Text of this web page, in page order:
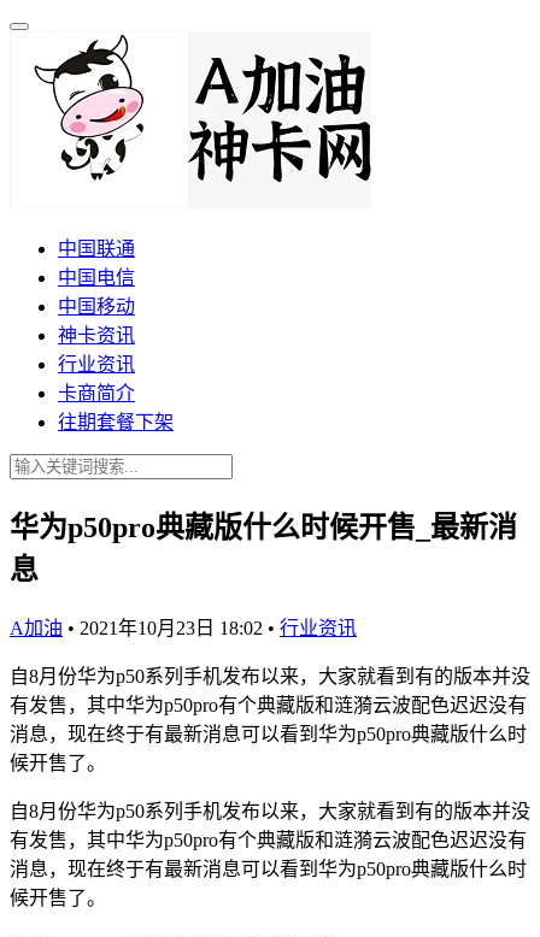
中国联通
中国电信
中国移动
神卡资讯
行业资讯
卡商简介
往期套餐下架
华为p50pro典藏版什么时候开售_最新消
息
A加油 • 2021年10月23日 18:02 • 行业资讯
自8月份华为p50系列手机发布以来，大家就看到有的版本并没
有发售，其中华为p50pro有个典藏版和涟漪云波配色迟迟没有
消息，现在终于有最新消息可以看到华为p50pro典藏版什么时
候开售了。
自8月份华为p50系列手机发布以来，大家就看到有的版本并没
有发售，其中华为p50pro有个典藏版和涟漪云波配色迟迟没有
消息，现在终于有最新消息可以看到华为p50pro典藏版什么时
候开售了。